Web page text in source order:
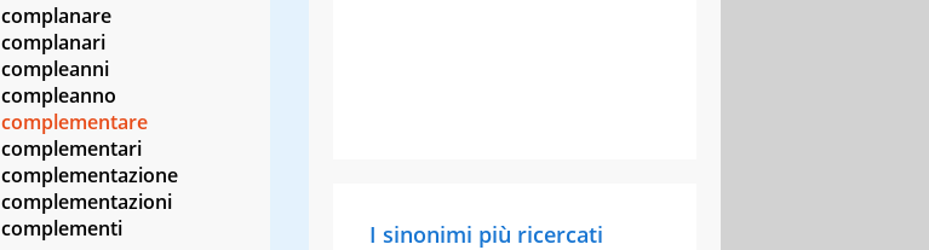
complanare
complanari
compleanni
compleanno
complementare
complementari
complementazione
complementazioni
complementi
I sinonimi più ricercati